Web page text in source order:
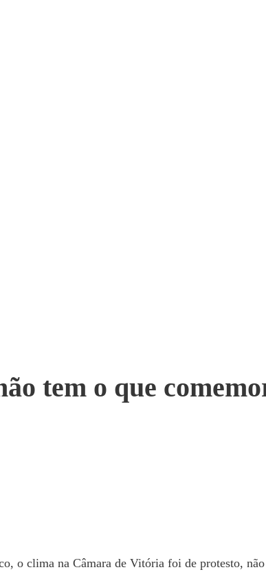
tem o que
o clima na Câmara de Vitória foi de protesto,